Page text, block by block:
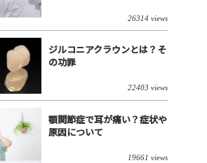
26314 views
ジルコニアクラウンとは？そ
の功罪
22403 views
顎関節症で耳が痛い？症状や
原因について
19661 views